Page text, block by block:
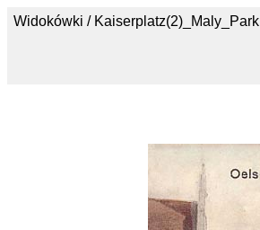
Widokówki / Kaiserplatz(2)_Maly_Park